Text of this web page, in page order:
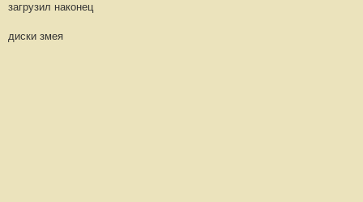
о
щ
загрузил наконец
диски змея